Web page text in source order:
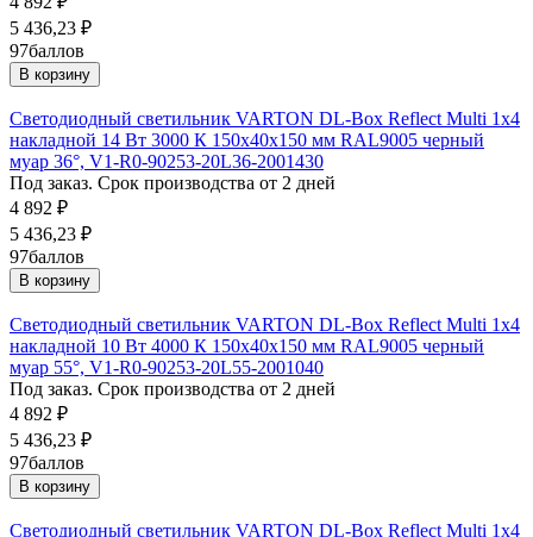
5 436,23 ₽
97баллов
В корзину
Светодиодный светильник VARTON DL-Box Reflect Multi 1x4
накладной 14 Вт 3000 К 150х40х150 мм RAL9005 черный
муар 36°, V1-R0-90253-20L36-2001430
Под заказ. Срок производства от 2 дней
4 892 ₽
5 436,23 ₽
97баллов
В корзину
Светодиодный светильник VARTON DL-Box Reflect Multi 1x4
накладной 10 Вт 4000 К 150х40х150 мм RAL9005 черный
муар 55°, V1-R0-90253-20L55-2001040
Под заказ. Срок производства от 2 дней
4 892 ₽
5 436,23 ₽
97баллов
В корзину
Светодиодный светильник VARTON DL-Box Reflect Multi 1x4